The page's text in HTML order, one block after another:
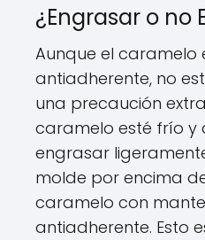
¿Engrasar o no
Aunque el caramelo
antiadherente, no
una precaución
caramelo esté frío y
engrasar
molde por encima
caramelo con
antiadherente. Esto